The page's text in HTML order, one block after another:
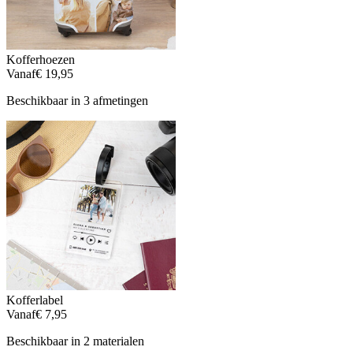
Kofferhoezen
Vanaf€ 19,95
Beschikbaar in 3 afmetingen
Kofferlabel
Vanaf€ 7,95
Beschikbaar in 2 materialen